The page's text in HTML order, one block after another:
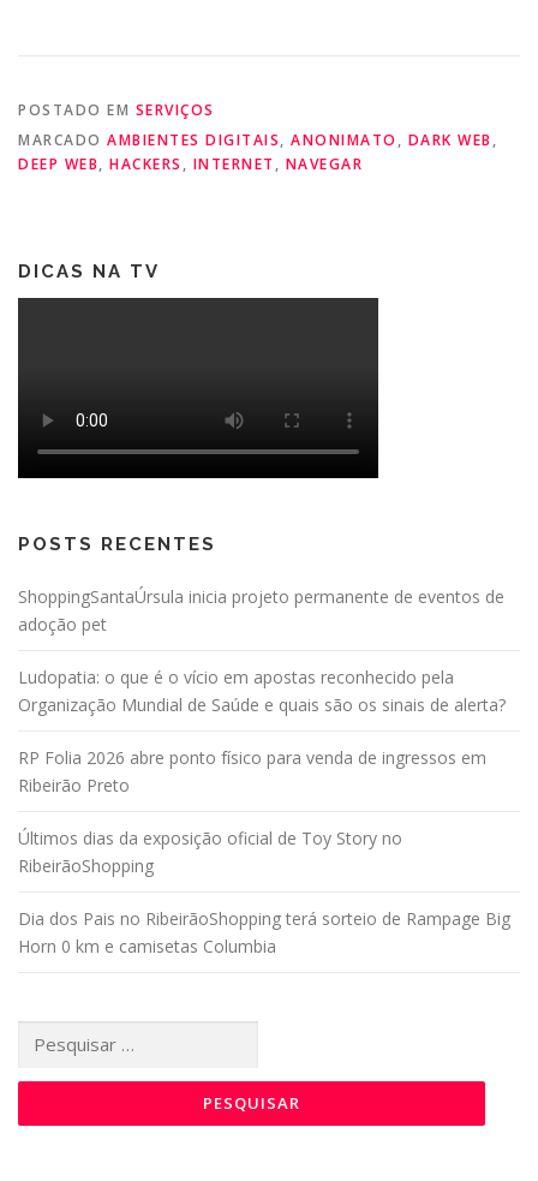
POSTADO EM SERVIÇOS
MARCADO AMBIENTES DIGITAIS, ANONIMATO , DARK WEB ,
DEEP WEB, HACKERS , INTERNET , NAVEGAR
DICAS NA TV
POSTS RECENTES
ShoppingSantaÚrsula inicia projeto permanente de eventos de
adoção pet
Ludopatia: o que é o vício em apostas reconhecido pela
Organização Mundial de Saúde e quais são os sinais de alerta?
RP Folia 2026 abre ponto físico para venda de ingressos em
Ribeirão Preto
Últimos dias da exposição oficial de Toy Story no
RibeirãoShopping
Dia dos Pais no RibeirãoShopping terá sorteio de Rampage Big
Horn 0 km e camisetas Columbia
por: